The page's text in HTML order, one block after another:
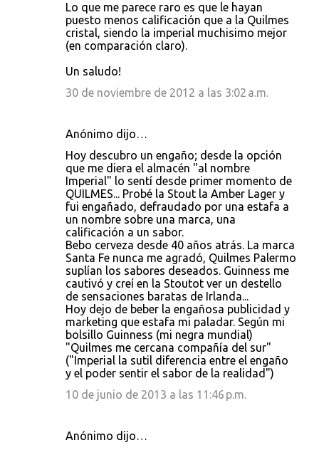
Lo que me parece raro es que le hayan
puesto menos calificación que a la Quilmes
cristal, siendo la imperial muchisimo mejor
(en comparación claro).
Un saludo!
30 de noviembre de 2012 a las 3:02 a.m.
Anónimo dijo…
Hoy descubro un engaño; desde la opción
que me diera el almacén "al nombre
Imperial" lo sentí desde primer momento de
QUILMES... Probé la Stout la Amber Lager y
fui engañado, defraudado por una estafa a
un nombre sobre una marca, una
calificación a un sabor.
Bebo cerveza desde 40 años atrás. La marca
Santa Fe nunca me agradó, Quilmes Palermo
suplían los sabores deseados. Guinness me
cautivó y creí en la Stoutot ver un destello
de sensaciones baratas de Irlanda...
Hoy dejo de beber la engañosa publicidad y
marketing que estafa mi paladar. Según mi
bolsillo Guinness (mi negra mundial)
"Quilmes me cercana compañía del sur"
("Imperial la sutil diferencia entre el engaño
y el poder sentir el sabor de la realidad")
10 de junio de 2013 a las 11:46 p.m.
Anónimo dijo…